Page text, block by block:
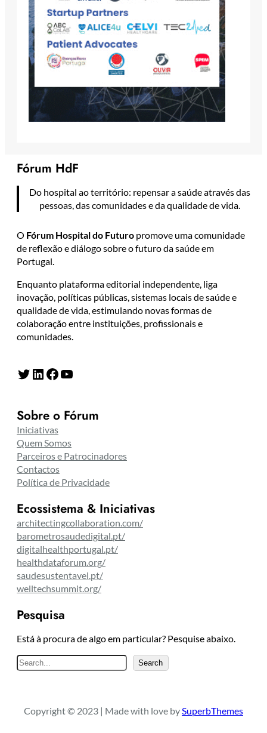
Fórum HdF
Do hospital ao território: repensar a saúde através das
pessoas, das comunidades e da qualidade de vida.
O Fórum Hospital do Futuro promove uma comunidade
de reflexão e diálogo sobre o futuro da saúde em
Portugal.
Enquanto plataforma editorial independente, liga
inovação, políticas públicas, sistemas locais de saúde e
qualidade de vida, estimulando novas formas de
colaboração entre instituições, profissionais e
comunidades.
Twitter LinkedIn Facebook YouTube
Sobre o Fórum
Iniciativas
Quem Somos
Parceiros e Patrocinadores
Contactos
Política de Privacidade
Ecossistema & Iniciativas
architectingcollaboration.com/
barometrosaudedigital.pt/
digitalhealthportugal.pt/
healthdataforum.org/
saudesustentavel.pt/
welltechsummit.org/
Pesquisa
Está à procura de algo em particular? Pesquise abaixo.
P
e
u
Search
Copyright © 2023 | Made with love bySuperbThemes